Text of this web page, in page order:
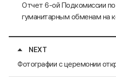
Отчет 6-ой Подкомиссии
гуманитарным обменам на
NEXT